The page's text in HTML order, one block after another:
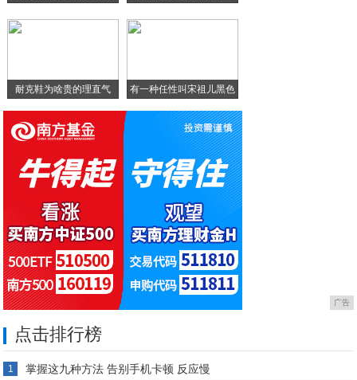
耐克鞋为啥贵的理直气
有一种任性叫宋祖儿黑色
广告
点击排行榜
1 掌握这九种方法 告别手机卡顿 反应慢